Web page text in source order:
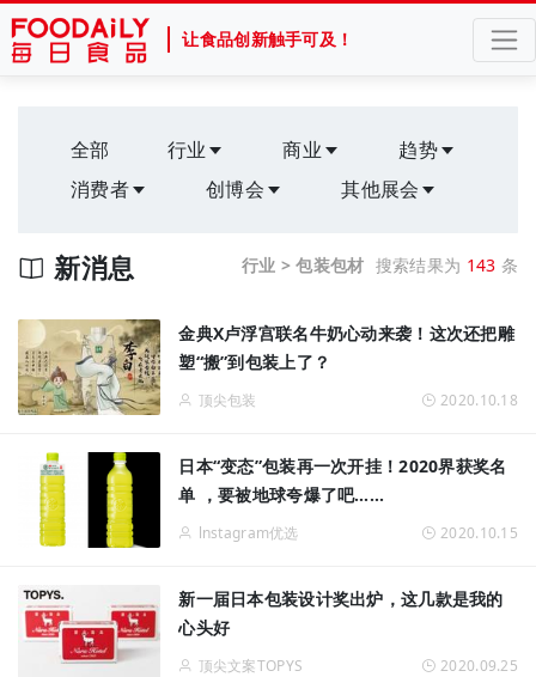
让食品创新触手可及！
全部 行业 商业
趋势
消费者
创博会 其他展会
行业 > 包装包材 搜索结果为 143 条
新消息
金典X卢浮宫联名牛奶心动来袭！这次还把雕
塑“搬”到包装上了？
顶尖包装 2020.10.18
日本“变态”包装再一次开挂！2020界获奖名
单 ，要被地球夸爆了吧……
lnstagram优选 2020.10.15
新一届日本包装设计奖出炉，这几款是我的
心头好
顶尖文案TOPYS 2020.09.25